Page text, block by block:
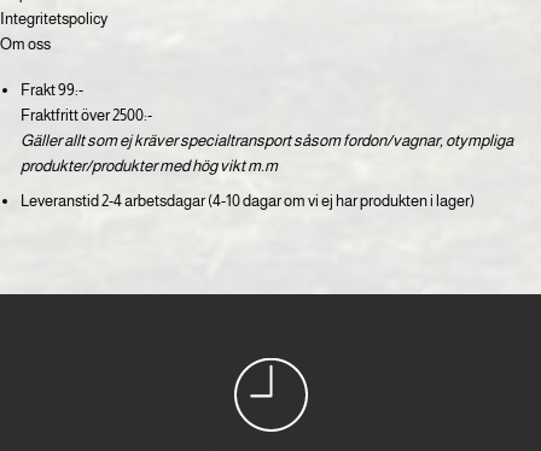
Integritetspolicy
Om oss
Frakt 99:-
Fraktfritt över 2500:-
Gäller allt som ej kräver specialtransport såsom fordon/vagnar, otympliga
produkter/produkter med hög vikt m.m
Leveranstid 2-4 arbetsdagar (4-10 dagar om vi ej har produkten i lager)